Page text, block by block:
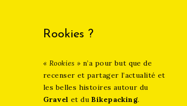
Rookies ?
« Rookies »n’a pour but que de
recenser et partager l’actualité et
les belles histoires autour du
Gravel et du Bikepacking.